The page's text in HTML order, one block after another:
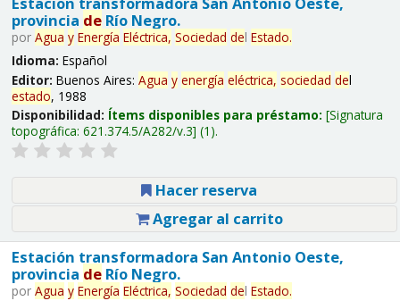
provincia deRío Negro.
por Agua y Energía Eléctrica, Sociedad del Estado.
Idioma: Español
Editor: Buenos Aires: Agua y energía eléctrica, sociedad del
estado, 1988
Disponibilidad: Ítems disponibles para préstamo: Signatura
topográfica: 621.374.5/A282/v.3 (1).
Hacer reserva
Agregar al carrito
Estación transformadora San Antonio Oeste,
provincia deRío Negro.
por Agua y Energía Eléctrica, Sociedad del Estado.